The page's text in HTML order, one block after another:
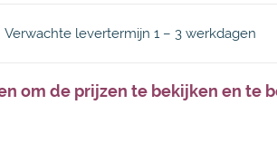
Verwachte levertermijn 1 – 3 werkdagen
om de prijzen te bekijken en te